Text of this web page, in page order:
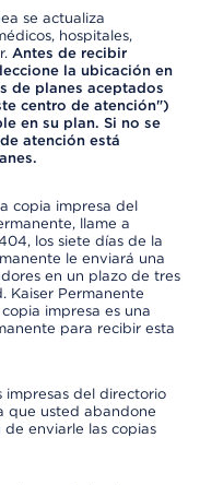
se actualiza
hospitales,
Antes de recibir
la ubicación en
de planes aceptados
centro de atención")
en su plan. Si no se
atención está
copia impresa del
llame a
los siete días de la
le enviará una
en un plazo de tres
Kaiser Permanente
impresa es una
para recibir esta
impresas del directorio
que usted abandone
enviarle las copias